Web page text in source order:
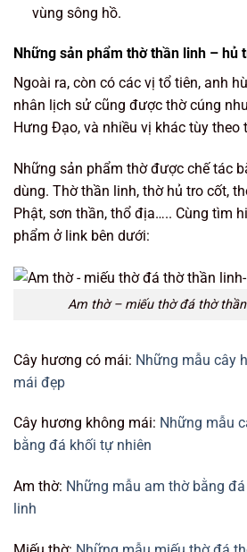
vùng sông hồ.
Những sản phẩm thờ thần linh – hủ
Ngoài ra, còn có các vị tổ tiên, anh
nhân lịch sử cũng được thờ cúng
Hưng Đạo, và nhiều vị khác tùy theo
Những sản phẩm thờ được chế tác
dùng. Thờ thần linh, thờ hủ tro cốt,
Phật, sơn thần, thổ địa….. Cùng tìm
phẩm ở link bên dưới:
Am thờ – miếu thờ đá thờ
Cây hương có mái: Những mẫu cây
mái đẹp
Cây hương không mái: Những mẫu
bằng đá khối tự nhiên
Am thờ: Những mẫu am thờ bằng
linh